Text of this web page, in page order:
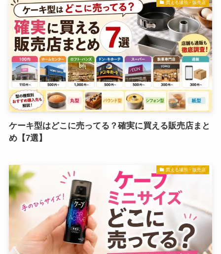
買える場所・販売店
ケーキ型はどこに売ってる？確実に買える販売店まと
め【7選】
買える場所・販売店